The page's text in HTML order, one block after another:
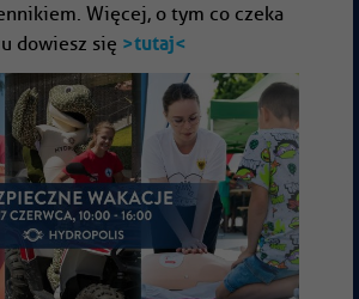
Więcej, o tym co czeka
dowiesz się >tutaj<